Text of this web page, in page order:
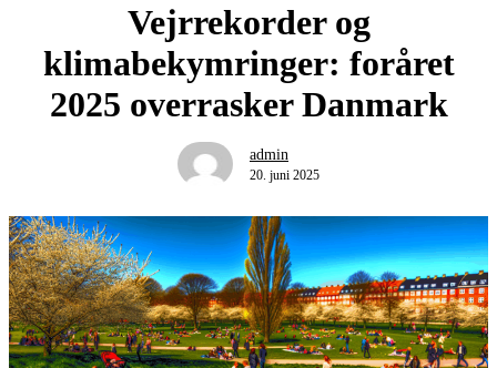
Vejrrekorder og
klimabekymringer: foråret
2025 overrasker Danmark
admin
20. juni 2025